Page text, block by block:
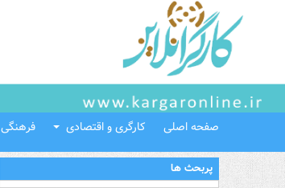
صفحه اصلی کارگری و اقتصادی فرهنگی
پربحث ها